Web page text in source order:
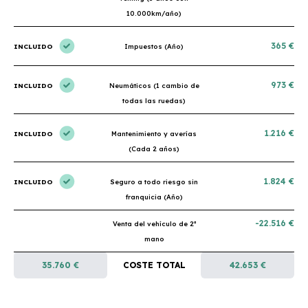
10.000km/año)
INCLUIDO Impuestos (Año) 365 €
INCLUIDO
Neumáticos (1 cambio de
todas las ruedas)
973 €
INCLUIDO
Mantenimiento y averías
(Cada 2 años)
1.216 €
INCLUIDO
Seguro a todo riesgo sin
franquicia (Año)
1.824 €
Venta del vehículo de 2ª
mano
-22.516 €
35.760 € COSTE TOTAL 42.653 €